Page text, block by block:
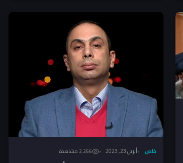
خاص أبريل 23, 2023 2٬266 مشاهدة